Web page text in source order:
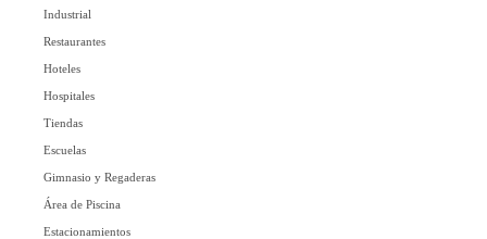
Industrial
Restaurantes
Hoteles
Hospitales
Tiendas
Escuelas
Gimnasio y Regaderas
Área de Piscina
Estacionamientos